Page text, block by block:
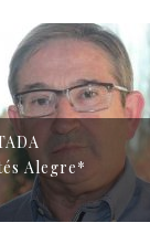
Alegre*